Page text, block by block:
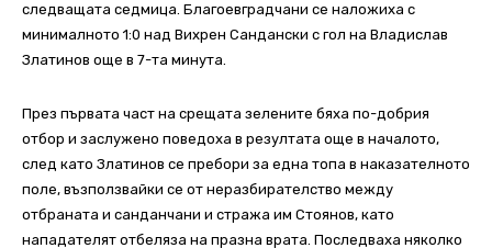
следващата седмица. Благоевградчани се наложиха с
минималното 1:0 над Вихрен Сандански с гол на Владислав
Златинов още в 7-та минута.
През първата част на срещата зелените бяха по-добрия
отбор и заслужено поведоха в резултата още в началото,
след като Златинов се пребори за една топа в наказателното
поле, възползвайки се от неразбирателство между
отбраната и санданчани и стража им Стоянов, като
нападателят отбеляза на празна врата. Последваха няколко